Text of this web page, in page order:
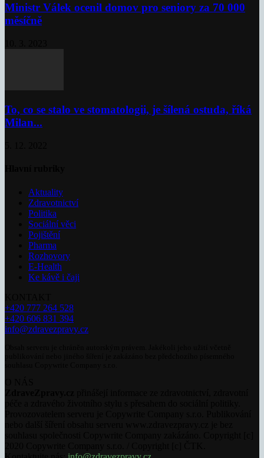
Ministr Válek ocenil domov pro seniory za 70 000
měsíčně
To, co se stalo ve stomatologii, je šílená ostuda, říká
Milan...
Aktuality
Zdravotnictví
Politika
Sociální věci
Pojištění
Pharma
Rozhovory
E-Health
Ke kávě i čaji
+420 777 264 528
+420 606 831 394
info@zdravezpravy.cz